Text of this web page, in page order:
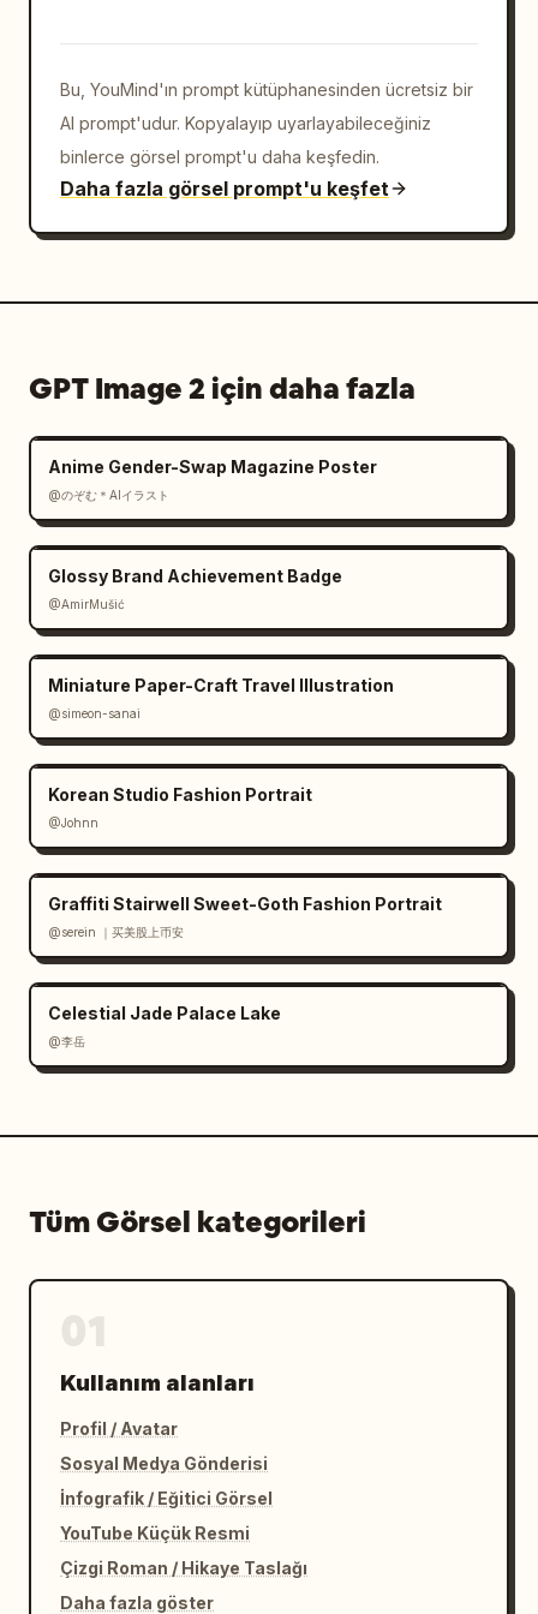
ATELIER" ve "JAPAN" yazın.
harmanlanmış yüksek moda editoryal
fotoğrafçılık, gerçekçi çiçekler, altın ve
sarı palet, siyah gece arka planı, krem-altın
tipografi, süslü Viktoryen botanik gravür
katmanları, dramatik flaş vurguları, zarif
yetişkin renk derecelendirmesi.
BOTANICAL COUTURE QUEENS
, atölye konumunu
TOKYO FLORAL ATELIER JAPAN
çiçeği sunflower olarak ayarlayın.
Kısıtlamalar: Modelin yüzünü basit bir bej
dikdörtgenle kapalı tutun; metinleri okunaklı
ve silik Japonca fiyat işaretleri dışında
İngilizce tutun; logo, filigran, fazladan
insan veya ekstra büyük ayçiçeği başları
eklemeyin.
Bu, YouMind'ın prompt kütüphanesinden ücretsiz bir
AI prompt'udur. Kopyalayıp uyarlayabileceğiniz
binlerce görsel prompt'u daha keşfedin.
Daha fazla görsel prompt'u keşfet
GPT Image 2 için daha fazla
Anime Gender-Swap Magazine Poster
@のぞむ＊AIイラスト
Glossy Brand Achievement Badge
@AmirMušić
Miniature Paper-Craft Travel Illustration
@simeon-sanai
Korean Studio Fashion Portrait
@Johnn
Graffiti Stairwell Sweet-Goth Fashion Portrait
@serein ｜买美股上币安
Celestial Jade Palace Lake
@李岳
Tüm Görsel kategorileri
Kullanım alanları
Profil / Avatar
Sosyal Medya Gönderisi
İnfografik / Eğitici Görsel
YouTube Küçük Resmi
Çizgi Roman / Hikaye Taslağı
Daha fazla göster